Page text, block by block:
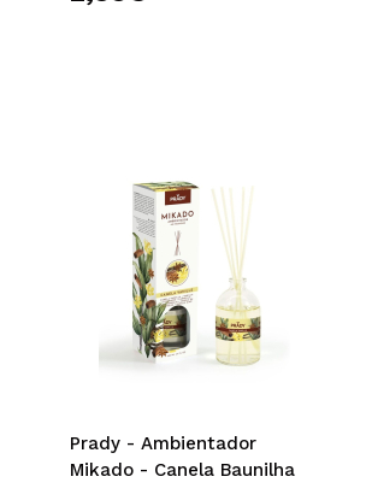
Prady - Ambientador
Mikado - Canela Baunilha